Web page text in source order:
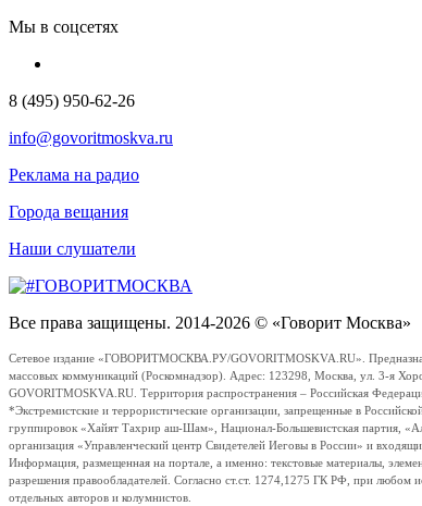
Мы в соцсетях
8 (495) 950-62-26
info@govoritmoskva.ru
Реклама на радио
Города вещания
Наши слушатели
Все права защищены. 2014-2026 © «Говорит Москва»
Сетевое издание «ГОВОРИТМОСКВА.РУ/GOVORITMOSKVA.RU».
массовых коммуникаций (Роскомнадзор). Адрес: 123298, Москва, ул. 3-я
GOVORITMOSKVA.RU. Территория распространения – Российская
*Экстремистские и террористические организации, запрещенные в
группировок «Хайят Тахрир аш-Шам», Национал-Большевистская партия,
организация «Управленческий центр Свидетелей Иеговы в России» и
Информация, размещенная на портале, а именно: текстовые материалы,
разрешения правообладателей. Согласно ст.ст. 1274,1275 ГК РФ, при любом
отдельных авторов и колумнистов.